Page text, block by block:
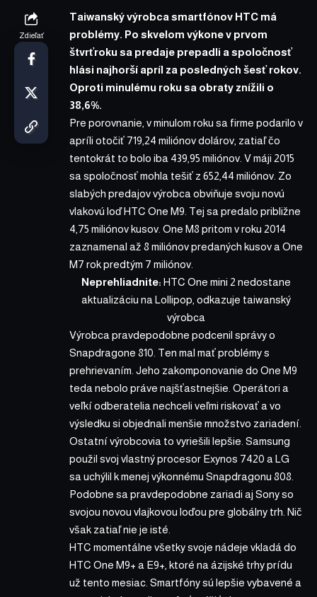
Zdieľať
Taiwanský výrobca smartfónov HTC má
problémy. Po skvelom výkone v prvom
štvrťroku sa predaje prepadli a spoločnosť
hlási najhorší apríl za posledných šesť rokov.
Oproti minulému roku sa obraty znížili o
38,6%.
Pre porovnanie, v minulom roku sa firme podarilo v
apríli otočiť 719,24 miliónov dolárov, zatiaľ čo
tentokrát to bolo iba 439,95 miliónov. V máji 2015
sa spoločnosť mohla tešiť z 652,44 miliónov. Zo
slabých predajov výrobca obviňuje svoju novú
vlakovú loď HTC One M9. Tej sa predalo približne
4,75 miliónov kusov. One M8 pritom v roku 2014
zaznamenal až 8 miliónov predaných kusov a One
M7 rok predtým 7 miliónov.
Neprehliadnite: HTC One mini 2 nedostane
aktualizáciu na Lollipop, odkazuje taiwanský
výrobca
Výrobca pravdepodobne podcenil správy o
Snapdragone 810. Ten mal mať problémy s
prehrievaním. Jeho zakomponovanie do One M9
teda nebolo práve najšťastnejšie. Operátori a
veľkí odberatelia nechceli veľmi riskovať a vo
výsledku si objednali menšie množstvo zariadení.
Ostatní výrobcovia to vyriešili lepšie. Samsung
použil svoj vlastný procesor Exynos 7420 a LG
sa uchýlil k menej výkonnému Snapdragonu 808.
Podobne sa pravdepodobne zariadi aj Sony so
svojou novou vlajkovou loďou pre globálny trh. Nič
však zatiaľ nie je isté.
HTC momentálne všetky svoje nádeje vkladá do
HTC One M9+ a E9+, ktoré na ázijské trhy prídu
už tento mesiac. Smartfóny sú lepšie vybavené a